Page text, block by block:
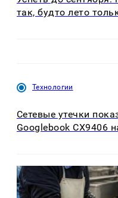
так, будто лето
Технологии
Сетевые утечки
Googlebook CX9406